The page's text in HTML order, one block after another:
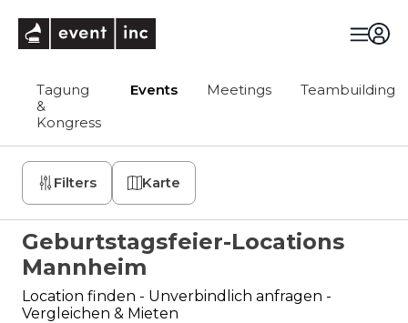
Tagung
&
Kongress
Events Meetings Teambuilding
Filters Karte
Geburtstagsfeier-Locations
Mannheim
Location finden - Unverbindlich anfragen -
Vergleichen & Mieten